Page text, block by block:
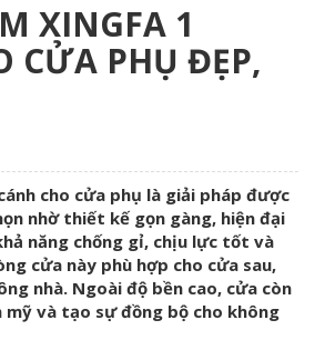
XINGFA 1
CỬA PHỤ ĐẸP,
cho cửa phụ là giải pháp được
nhờ thiết kế gọn gàng, hiện đại
năng chống gỉ, chịu lực tốt và
cửa này phù hợp cho cửa sau,
nhà. Ngoài độ bền cao, cửa còn
và tạo sự đồng bộ cho không